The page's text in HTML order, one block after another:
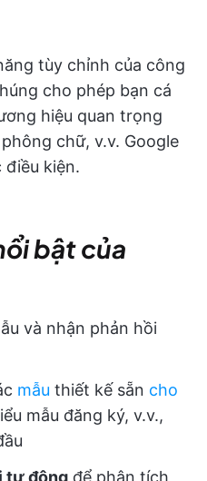
tùy chỉnh của công
cho phép bạn cá
hiệu quan trọng
chữ, v.v. Google
điều kiện.
bật của
và nhận phản hồi
mẫu thiết kế sẵn cho
mẫu đăng ký, v.v.,
tự động để phân tích